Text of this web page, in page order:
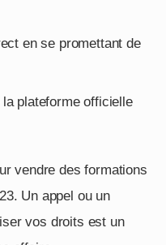
en se promettant de
plateforme officielle
vendre des formations
Un appel ou un
vos droits est un